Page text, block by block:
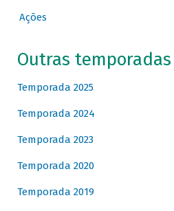
Ações
Outras temporadas
Temporada 2025
Temporada 2024
Temporada 2023
Temporada 2020
Temporada 2019